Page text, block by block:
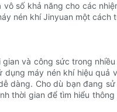
số khả năng cho các
nén khí Jinyuan một
và công sức trong
máy nén khí hiệu
dàng. Cho dù bạn đang
thời gian để tìm hiểu